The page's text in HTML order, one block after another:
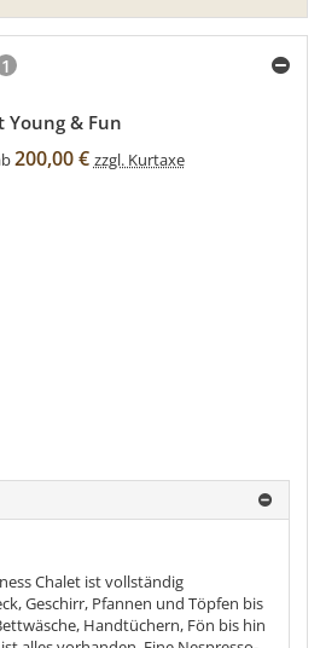
1
Young & Fun
200,00 € zzgl. Kurtaxe
Chalet ist vollständig
Geschirr, Pfannen und Töpfen bis
Handtüchern, Fön bis hin